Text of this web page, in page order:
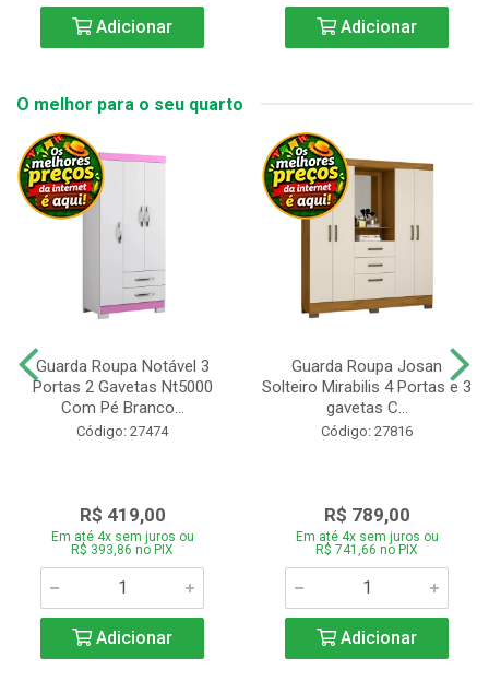
Adicionar Adicionar
O melhor para o seu quarto
Guarda Roupa Notável 3
Portas 2 Gavetas Nt5000
Com Pé Branco...
Código: 27474
R$ 419,00
Em até 4x sem juros ou
R$ 393,86 no PIX
Adicionar
Guarda Roupa Josan
Solteiro Mirabilis 4 Portas e 3
gavetas C...
Código: 27816
R$ 789,00
Em até 4x sem juros ou
R$ 741,66 no PIX
Adicionar